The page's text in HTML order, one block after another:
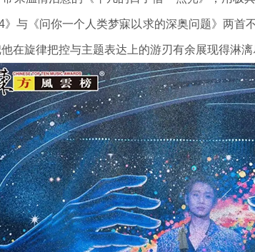
与《问你一个人类梦寐以求的深奥问题》两首
在旋律把控与主题表达上的游刃有余展现得淋漓